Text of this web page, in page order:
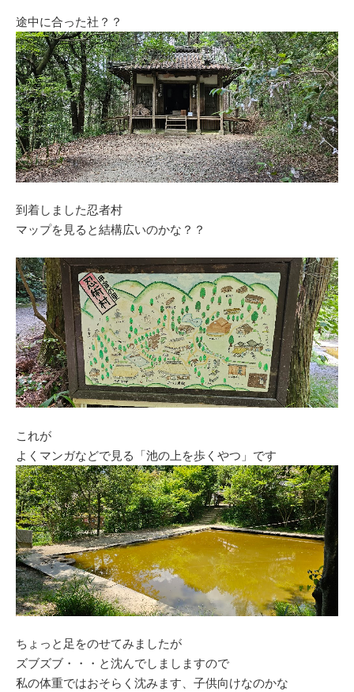
途中に合った社？？
到着しました忍者村
マップを見ると結構広いのかな？？
これが
よくマンガなどで見る「池の上を歩くやつ」です
ちょっと足をのせてみましたが
ズブズブ・・・と沈んでしましますので
私の体重ではおそらく沈みます、子供向けなのかな